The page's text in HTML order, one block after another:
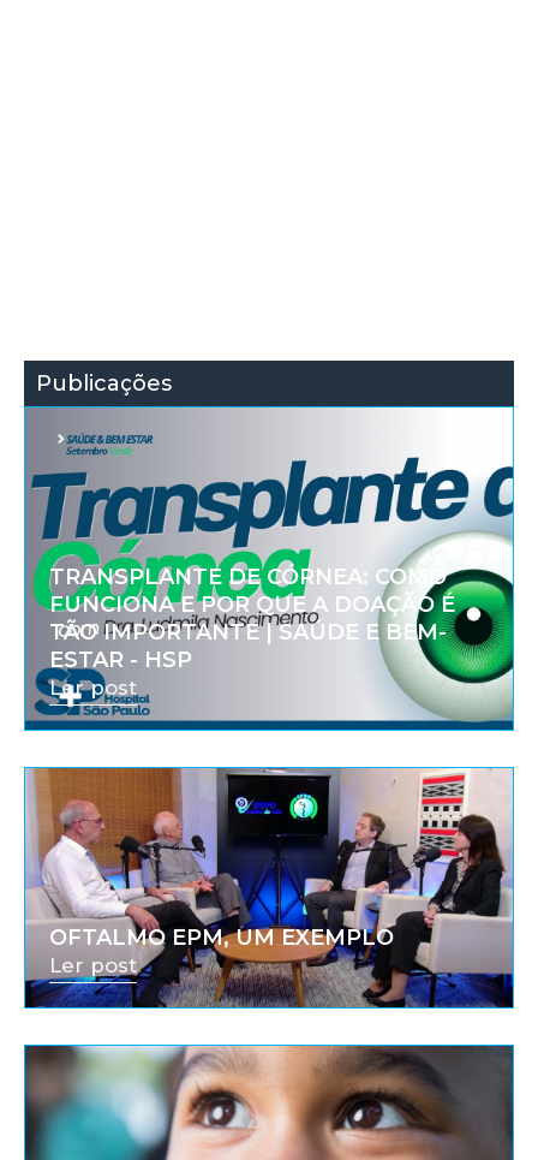
Publicações
TRANSPLANTE DE CÓRNEA: COMO
FUNCIONA E POR QUE A DOAÇÃO É
TÃO IMPORTANTE | SAÚDE E BEM-
ESTAR - HSP
Ler post
OFTALMO EPM, UM EXEMPLO
Ler post